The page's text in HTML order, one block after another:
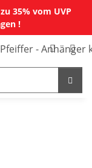
35% vom UVP
!